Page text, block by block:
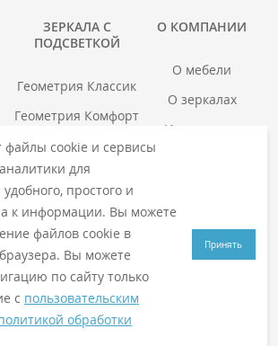
ЗЕРКАЛА С
ПОДСВЕТКОЙ
Геометрия Классик
Геометрия Комфорт
Геометрия Люкс
Геометрия Медиа
войс
Смотреть все →
О КОМПАНИИ
О мебели
О зеркалах
Инструкции
VIGO. Все права защищены
конфиденциальности
Принять
файлы cookie и сервисы
для
простого и
к информации. Вы можете
файлов cookie в
Вы можете
по сайту только
с пользовательским
обработки